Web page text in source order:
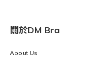
關於DM Bra
About Us